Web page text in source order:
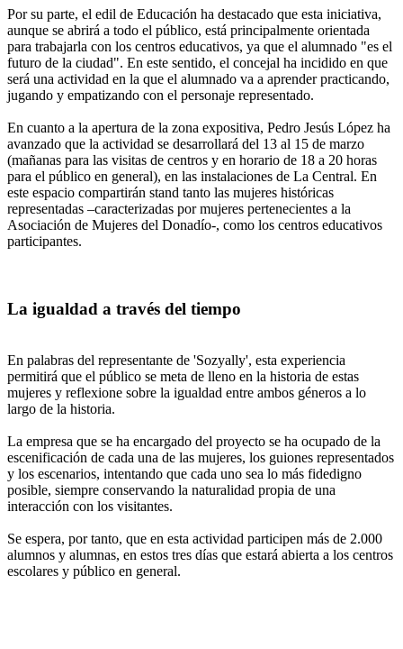
Por su parte, el edil de Educación ha destacado que esta iniciativa,
aunque se abrirá a todo el público, está principalmente orientada
para trabajarla con los centros educativos, ya que el alumnado "es el
futuro de la ciudad". En este sentido, el concejal ha incidido en que
será una actividad en la que el alumnado va a aprender practicando,
jugando y empatizando con el personaje representado.
En cuanto a la apertura de la zona expositiva, Pedro Jesús López ha
avanzado que la actividad se desarrollará del 13 al 15 de marzo
(mañanas para las visitas de centros y en horario de 18 a 20 horas
para el público en general), en las instalaciones de La Central. En
este espacio compartirán stand tanto las mujeres históricas
representadas –caracterizadas por mujeres pertenecientes a la
Asociación de Mujeres del Donadío-, como los centros educativos
participantes.
La igualdad a través del tiempo
En palabras del representante de 'Sozyally', esta experiencia
permitirá que el público se meta de lleno en la historia de estas
mujeres y reflexione sobre la igualdad entre ambos géneros a lo
largo de la historia.
La empresa que se ha encargado del proyecto se ha ocupado de la
escenificación de cada una de las mujeres, los guiones representados
y los escenarios, intentando que cada uno sea lo más fidedigno
posible, siempre conservando la naturalidad propia de una
interacción con los visitantes.
Se espera, por tanto, que en esta actividad participen más de 2.000
alumnos y alumnas, en estos tres días que estará abierta a los centros
escolares y público en general.